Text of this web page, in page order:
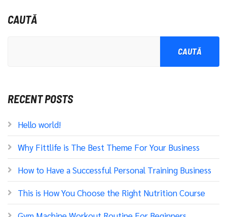
CAUTĂ
CAUTĂ
RECENT POSTS
Hello world!
Why Fittlife is The Best Theme For Your Business
How to Have a Successful Personal Training Business
This is How You Choose the Right Nutrition Course